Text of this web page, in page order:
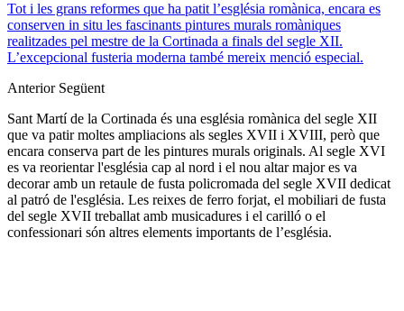
Tot i les grans reformes que ha patit l’església romànica, encara es
conserven in situ les fascinants pintures murals romàniques
realitzades pel mestre de la Cortinada a finals del segle XII.
L’excepcional fusteria moderna també mereix menció especial.
Anterior Següent
Sant Martí de la Cortinada és una església romànica del segle XII
que va patir moltes ampliacions als segles XVII i XVIII, però que
encara conserva part de les pintures murals originals. Al segle XVI
es va reorientar l'església cap al nord i el nou altar major es va
decorar amb un retaule de fusta policromada del segle XVII dedicat
al patró de l'església. Les reixes de ferro forjat, el mobiliari de fusta
del segle XVII treballat amb musicadures i el carilló o el
confessionari són altres elements importants de l’església.